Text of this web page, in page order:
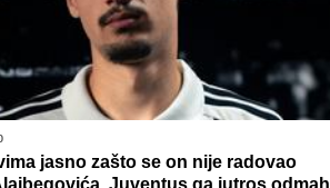
jasno zašto se on nije radovao